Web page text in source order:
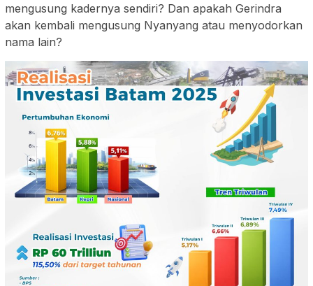
mengusung kadernya sendiri? Dan apakah Gerindra
akan kembali mengusung Nyanyang atau menyodorkan
nama lain?